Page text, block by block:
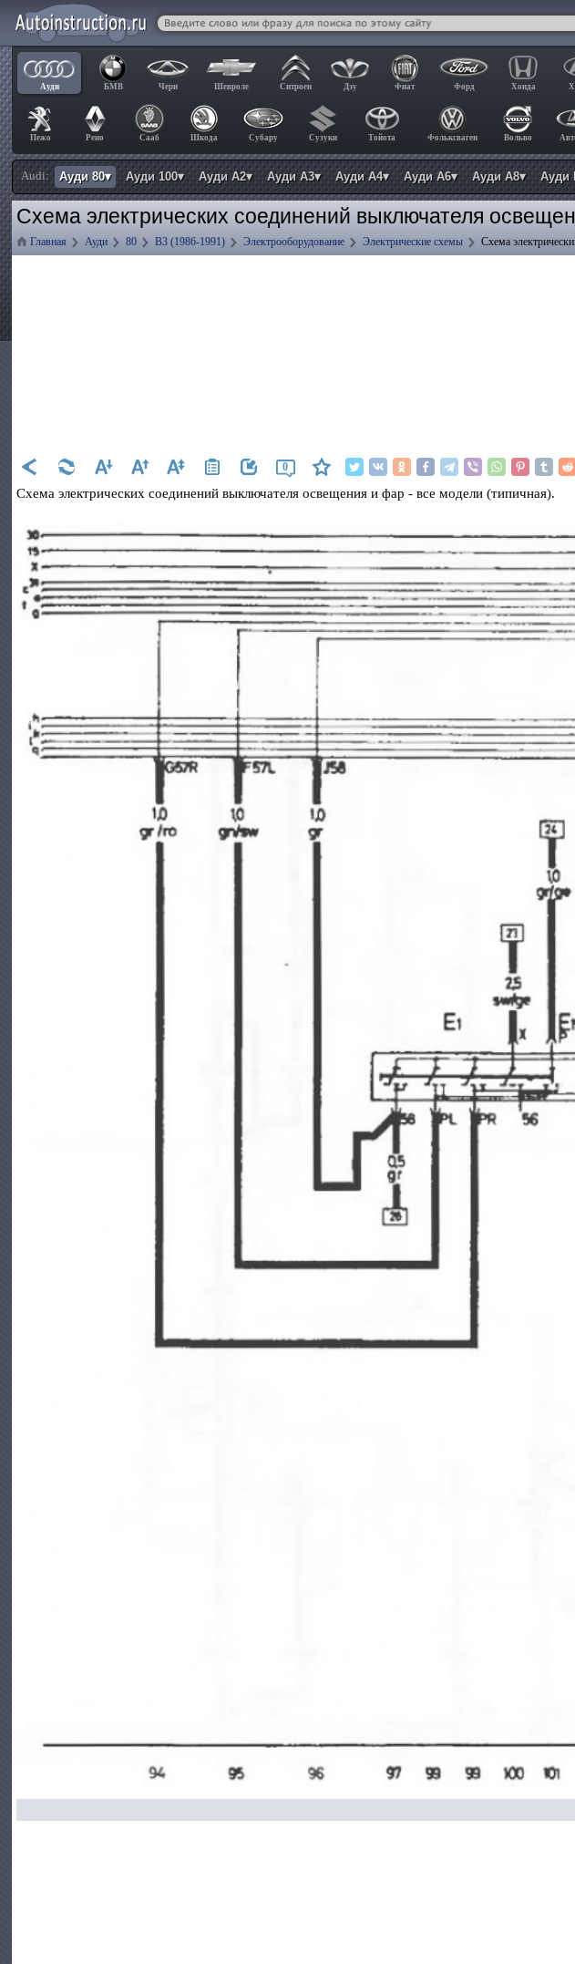
Ауди БМВ Чери Шевроле Ситроен Дэу Фиат Форд Хонда
Пежо Рено Сааб Шкода Субару Сузуки Тойота Фольксваген Вольво
Audi: Ауди 80▾ Ауди 100▾ Ауди А2▾ Ауди А3▾ Ауди А4▾ Ауди А6▾ Ауди А8▾ Ауди
Схема электрических соединений выключателя
Главная Ауди 80 B3 (1986-1991) Электрооборудование Электрические схемы Схема
0
Схема электрических соединений выключателя освещения и фар - все модели (типичная).